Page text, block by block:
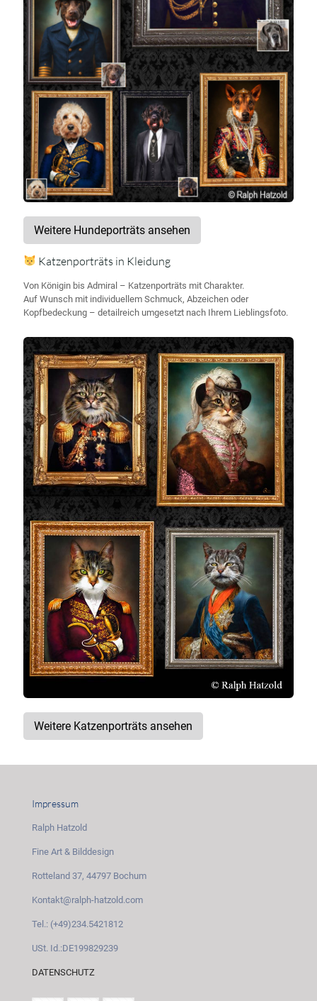
Weitere Hundeporträts ansehen
Katzenporträts in Kleidung
Von Königin bis Admiral – Katzenporträts mit Charakter.
Auf Wunsch mit individuellem Schmuck, Abzeichen oder
Kopfbedeckung – detailreich umgesetzt nach Ihrem Lieblingsfoto.
Weitere Katzenporträts ansehen
Impressum
Ralph Hatzold
Fine Art & Bilddesign
Rotteland 37, 44797 Bochum
Kontakt@ralph-hatzold.com
Tel.: (+49)234.5421812
USt. Id.:DE199829239
DATENSCHUTZ